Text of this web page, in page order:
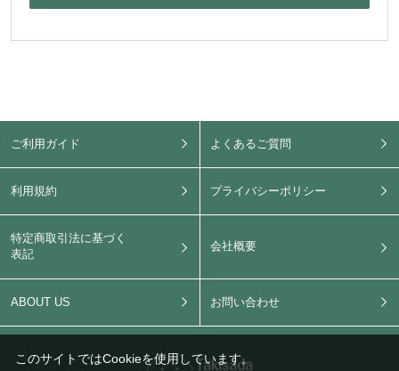
ご利用ガイド よくあるご質問
利用規約 プライバシーポリシー
特定商取引法に基づく
表記
会社概要
ABOUT US お問い合わせ
このサイトではCookieを使用しています。